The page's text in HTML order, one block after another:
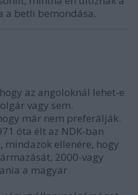
a betli bemondása.
az angoloknál lehet-e
vagy sem.
már nem preferálják.
óta élt az NDK-ban
ellenére, hogy
2000-vagy
a magyar